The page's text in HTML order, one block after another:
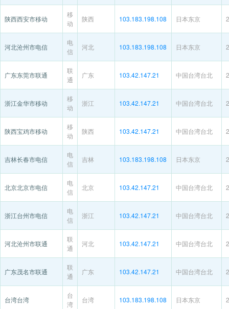
陕西西安市移动
移
动
陕西 103.183.198.108 日本东京
河北沧州市电信
电
信
河北 103.183.198.108 日本东京
广东东莞市联通
联
通
广东 103.42.147.21 中国台湾台北
浙江金华市移动
移
动
浙江 103.42.147.21 中国台湾台北
陕西宝鸡市移动
移
动
陕西 103.42.147.21 中国台湾台北
吉林长春市电信
电
信
吉林 103.183.198.108 日本东京
北京北京市电信
电
信
北京 103.42.147.21 中国台湾台北
浙江台州市电信
电
信
浙江 103.42.147.21 中国台湾台北
河北沧州市联通
联
通
河北 103.42.147.21 中国台湾台北
广东茂名市联通
联
通
广东 103.42.147.21 中国台湾台北
台湾台湾
台
湾
台湾 103.183.198.108 日本东京